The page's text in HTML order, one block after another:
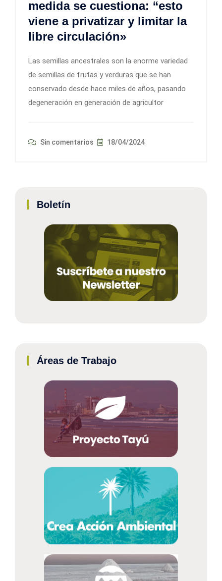
medida se cuestiona: “esto
viene a privatizar y limitar la
libre circulación»
Las semillas ancestrales son la enorme variedad
de semillas de frutas y verduras que se han
conservado desde hace miles de años, pasando
degeneración en generación de agricultor
Sin comentarios 18/04/2024
Boletín
Áreas de Trabajo